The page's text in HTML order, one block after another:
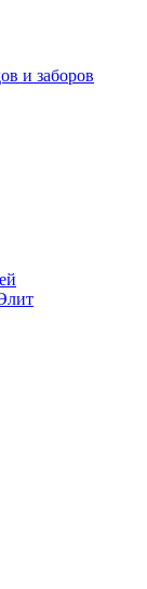
и заборов